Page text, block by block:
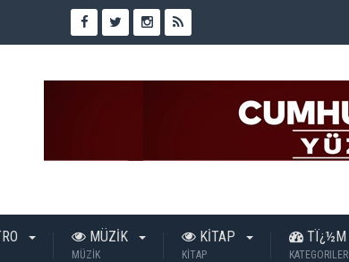
MÜZİK
MÜZİK
KİTAP
KİTAP
TÏ¿½M
KATEGORILER